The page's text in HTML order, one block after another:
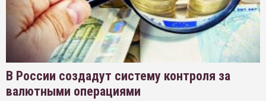
В России создадут систему контроля за
валютными операциями